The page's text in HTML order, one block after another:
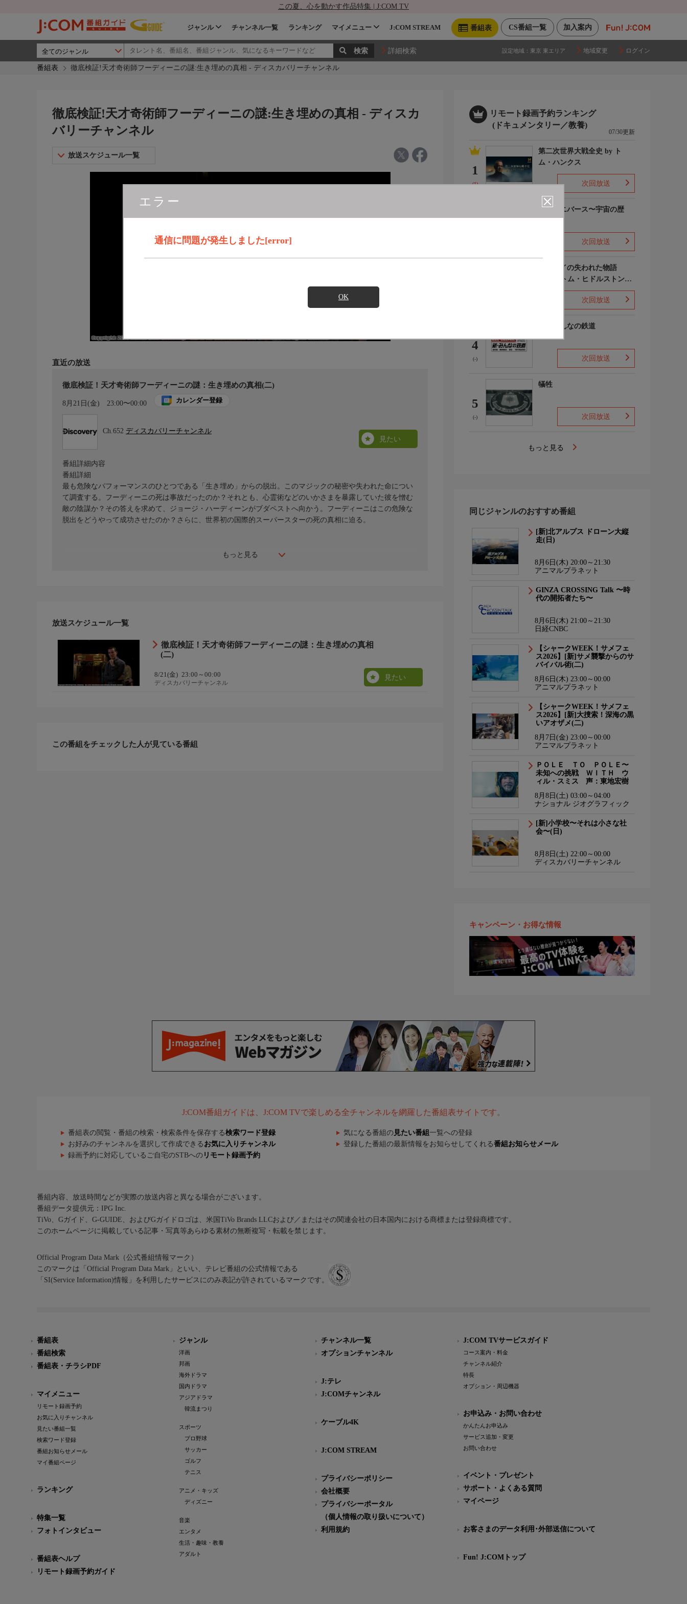
この夏、心を動かす作品特集 | J:COM TV
加入案内
CS番組一覧
番組表
ジャンル チャンネル一覧 ランキング マイメニュー J:COM STREAM
詳細検索 設定地域： 東京 東エリア 地域変更 ログイン
番組表 徹底検証!天才奇術師フーディーニの謎:生き埋めの真相 - ディスカバリーチャンネル
エラー
通信に問題が発生しました[error]
OK
徹底検証!天才奇術師フーディーニの謎:生き埋めの真相 - ディスカ
バリーチャンネル
放送スケジュール一覧
直近の放送
徹底検証！天才奇術師フーディーニの謎：生き埋めの真相(二)
8月21日(金) 23:00〜00:00 カレンダー登録
Ch.652 ディスカバリーチャンネル
見たい
もっと見る
番組詳細内容
番組詳細
最も危険なパフォーマンスのひとつである「生き埋め」からの脱出。このマジックの秘密や失われた命につい
て調査する。フーディーニの死は事故だったのか？それとも、心霊術などのいかさまを暴露していた彼を憎む
敵の陰謀か？その答えを求めて、ジョージ・ハーディーンがブダペストへ向かう。フーディーニはこの危険な
脱出をどうやって成功させたのか？さらに、世界初の国際的スーパースターの死の真相に迫る。
放送スケジュール一覧
徹底検証！天才奇術師フーディーニの謎：生き埋めの真相
(二)
8/21(金) 23:00～00:00
ディスカバリーチャンネル
見たい
この番組をチェックした人が見ている番組
リモート録画予約ランキング
(ドキュメンタリー／教養)
07/30更新
1
(1)
第二次世界大戦全史 by ト
ム・ハンクス
次回放送
ザ・ユニバース〜宇宙の歴
次回放送
ポンペイの失われた物語
WITH トム・ヒドルストン
声:平川大輔
次回放送
4
(-)
新・みんなの鉄道
次回放送
5
(-)
犠牲
次回放送
もっと見る
同じジャンルのおすすめ番組
[新]北アルプス ドローン大縦
走(日)
8月6日(木) 20:00～21:30
アニマルプラネット
GINZA CROSSING Talk 〜時
代の開拓者たち〜
8月6日(木) 21:00～21:30
日経CNBC
【シャークWEEK！サメフェ
ス2026】[新]サメ襲撃からのサ
バイバル術(二)
8月6日(木) 23:00～00:00
アニマルプラネット
【シャークWEEK！サメフェ
ス2026】[新]大捜索！深海の黒
いアオザメ(二)
8月7日(金) 23:00～00:00
アニマルプラネット
ＰＯＬＥ ＴＯ ＰＯＬＥ〜
未知への挑戦 ＷＩＴＨ ウ
ィル・スミス 声：東地宏樹
8月8日(土) 03:00～04:00
ナショナル ジオグラフィック
[新]小学校〜それは小さな社
会〜(日)
8月8日(土) 22:00～00:00
ディスカバリーチャンネル
キャンペーン・お得な情報
J:COM番組ガイドは、J:COM TVで楽しめる全チャンネルを網羅した番組表サイトです。
番組表の閲覧・番組の検索・検索条件を保存する検索ワード登録 気になる番組の 見たい番組 一覧への登録
お好みのチャンネルを選択して作成できる お気に入りチャンネル 登録した番組の最新情報をお知らせしてくれる番組お知らせメール
録画予約に対応しているご自宅のSTBへの リモート録画予約
番組内容、放送時間などが実際の放送内容と異なる場合がございます。
番組データ提供元：IPG Inc.
TiVo、Gガイド、G-GUIDE、およびGガイドロゴは、米国TiVo Brands LLCおよび／またはその関連会社の日本国内における商標または登録商標です。
このホームページに掲載している記事・写真等あらゆる素材の無断複写・転載を禁じます。
Official Program Data Mark（公式番組情報マーク）
このマークは「Official Program Data Mark」といい、テレビ番組の公式情報である
「SI(Service Information)情報」を利用したサービスにのみ表記が許されているマークです。
番組表
番組検索
番組表・チラシPDF
マイメニュー
リモート録画予約
お気に入りチャンネル
見たい番組一覧
検索ワード登録
番組お知らせメール
マイ番組ページ
ランキング
特集一覧
フォトインタビュー
番組表ヘルプ
リモート録画予約ガイド
ジャンル
洋画
邦画
海外ドラマ
国内ドラマ
アジアドラマ
韓流まつり
スポーツ
プロ野球
サッカー
ゴルフ
テニス
アニメ・キッズ
ディズニー
音楽
エンタメ
生活・趣味・教養
アダルト
チャンネル一覧
オプションチャンネル
J:テレ
J:COMチャンネル
ケーブル4K
J:COM STREAM
プライバシーポリシー
会社概要
プライバシーポータル
（個人情報の取り扱いについて）
利用規約
J:COM TVサービスガイド
コース案内・料金
チャンネル紹介
特長
オプション・周辺機器
お申込み・お問い合わせ
かんたんお申込み
サービス追加・変更
お問い合わせ
イベント・プレゼント
サポート・よくある質問
マイページ
お客さまのデータ利用･外部送信について
Fun! J:COMトップ